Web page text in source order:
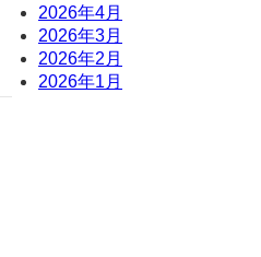
2026年4月
2026年3月
2026年2月
2026年1月